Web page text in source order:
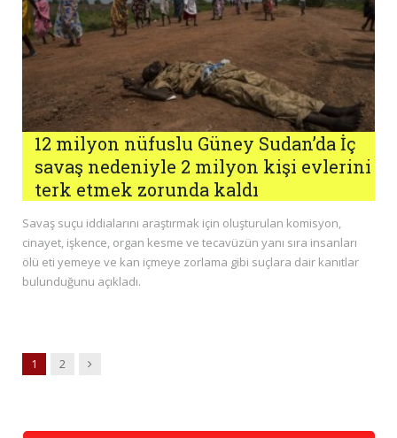
12 milyon nüfuslu Güney Sudan’da İç
savaş nedeniyle 2 milyon kişi evlerini
terk etmek zorunda kaldı
Savaş suçu iddialarını araştırmak için oluşturulan komisyon,
cinayet, işkence, organ kesme ve tecavüzün yanı sıra insanları
ölü eti yemeye ve kan içmeye zorlama gibi suçlara dair kanıtlar
bulunduğunu açıkladı.
1 2 Next